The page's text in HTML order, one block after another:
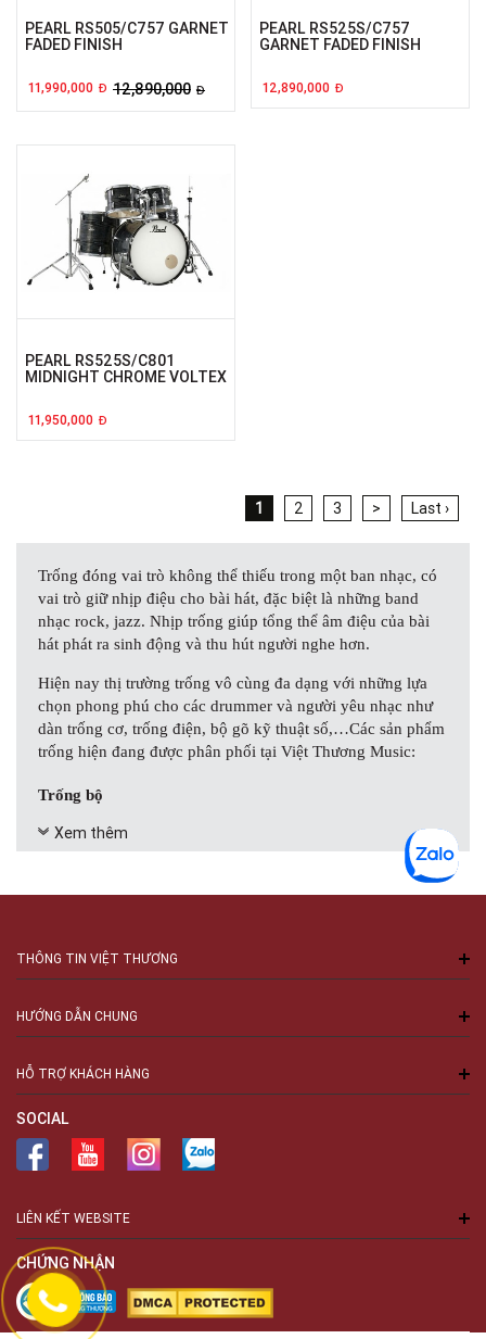
PEARL RS505/C757 GARNET
FADED FINISH
11,990,000 Đ 12,890,000 Đ
PEARL RS525S/C757
GARNET FADED FINISH
12,890,000 Đ
PEARL RS525S/C801
MIDNIGHT CHROME VOLTEX
11,950,000 Đ
1 2 3 > Last ›
Trống đóng vai trò không thể thiếu trong một ban nhạc, có
vai trò giữ nhịp điệu cho bài hát, đặc biệt là những band
nhạc rock, jazz. Nhịp trống giúp tổng thể âm điệu của bài
hát phát ra sinh động và thu hút người nghe hơn.
Hiện nay thị trường trống vô cùng đa dạng với những lựa
chọn phong phú cho các drummer và người yêu nhạc như
dàn trống cơ, trống điện, bộ gõ kỹ thuật số,…Các sản phẩm
trống hiện đang được phân phối tại Việt Thương Music:
Trống bộ
Trống bộ (trống jazz hay trống cơ) là những bộ trống truyền
thống, có kích thước to, âm lượng lớn, kết hợp từ nhiều bộ
phận như trống bass, trống lẫy, cymbal hi-hat, ride cymbal,
…
muốn mua trống cơ có thể tham khảo:
Ngày nay Pearl trở thành công ty dẫn đầu trên toàn cầu về
sản xuất trống với đa dạng sản phẩm cho từng đối tượng và
nhu cầu sử dụng như luyện tập tại nhà, trình diễn chuyên
nghiệp,…
Pearl Decade Maple,…
Trống cơ Odery
Là thương hiệu đến từ đất nước Brazil với xưởng sản xuất
đầu tiên được đặt phía sau sân nhà những năm đầu thập
niên 90. Đến nay, sau hơn 30 năm trong lĩnh vực nhạc cụ
Xem thêm
THÔNG TIN VIỆT THƯƠNG
HƯỚNG DẪN CHUNG
HỖ TRỢ KHÁCH HÀNG
SOCIAL
LIÊN KẾT WEBSITE
CHỨNG NHẬN